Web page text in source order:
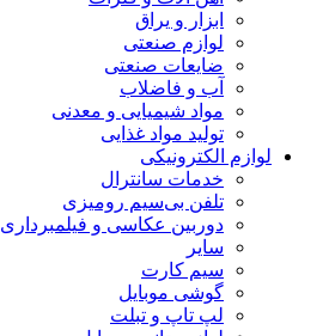
ابزار و یراق
لوازم صنعتی
ضایعات صنعتی
آب و فاضلاب
مواد شیمیایی و معدنی
تولید مواد غذایی
لوازم الکترونیکی
خدمات سانترال
تلفن بی‌سیم رومیزی
دوربین عکاسی و فیلمبرداری
سایر
سیم کارت
گوشی موبایل
لپ تاپ و تبلت